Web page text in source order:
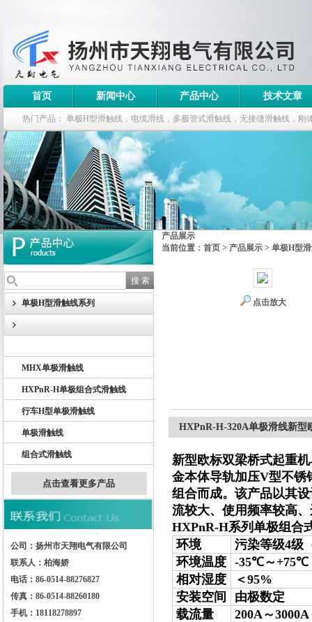
扬州市天翔电气有限公司
首页 新闻中心 产品中心 技术文章
热门产品： 单极H型滑触线，电缆滑线，多极管式滑触线，无接缝滑触线，刚
钢电缆滑车
单极H型滑触线系列
BHD单极滑触线
MHX单极滑触线
HXPnR-H单极组合式滑触线
行车H型单极滑触线
单极滑触线
组合式滑触线
点击查看更多产品
公司：扬州市天翔电气有限公司
联系人：柏海娇
电话：86-0514-88276827
传真：86-0514-88260180
手机：18118278897
产品展示
当前位置： 首页 > 产品展示 > 单极H型
点击放大
HXPnR-H-320A单极滑线新型
新型欧标双梁桥式起重
金本体导轨加压V型不锈
组合而成。该产品以其
流较大、使用频率较高
HXPnR-H系列单极组合
环境
污染等级4级
环境温度 -35℃～+75℃
相对湿度
＜95%
安装空间
由极数定
载流量
200A～3000A